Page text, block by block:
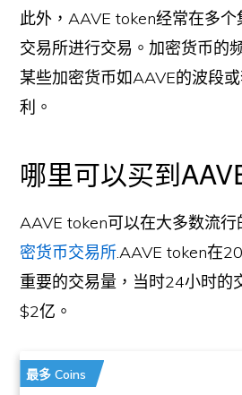
此外，AAVE token经常在多
交易所进行交易。加密货币的
某些加密货币如AAVE的波段
利。
哪里可以买到
AAVE token可以在大多数流行
密货币交易所.AAVE token在
重要的交易量，当时24小时的
$2亿。
最多 Coins